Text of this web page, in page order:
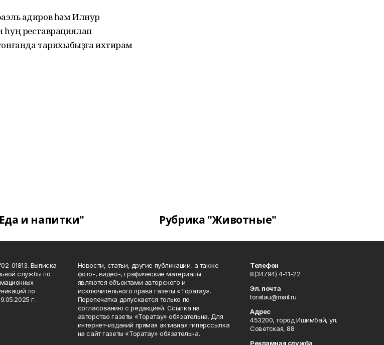
Ҡадиров һәм Илнур
һуң реставрациялап
тарихыбыҙға ихтирам
и напитки" Рубрика "Животные"
01813. Выписка
службы по
по
г.
Новости, статьи, другие публикации, а также
фото-, видео-, графические материалы
являются объектами авторского и
исключительного права газеты «Торатау».
Перепечатка допускается только по
согласованию с редакцией. Ссылка на
авторство газеты «Торатау» обязательна. Для
интернет-изданий прямая активная гиперссылка
на сайт газеты «Торатау» обязательна.
Телефон
8(34794) 4-11-22
Эл. почта
toratau@mail.ru
Адрес
453200, город Ишимбай, ул.
Советская, 88
Рекламная служба